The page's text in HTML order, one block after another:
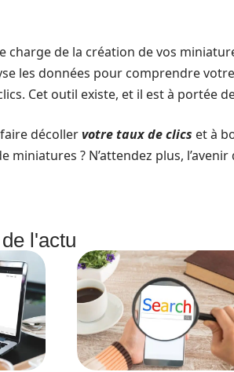
charge de la création de vos
les données pour comprendre
Cet outil existe, et il est à portée
décollervotre taux de clics et à
miniatures ? N’attendez plus,
l'actu